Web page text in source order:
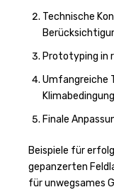
Technische
Prototyping in
Umfangreiche
Finale
Beispiele für
gepanzerten
für unwegsames